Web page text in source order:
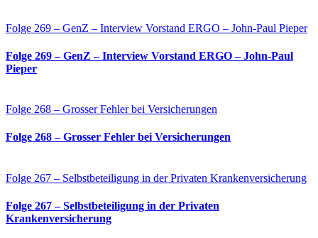
Folge 269 – GenZ – Interview Vorstand ERGO – John-Paul Pieper
Folge 269 – GenZ – Interview Vorstand ERGO – John-Paul
Pieper
Folge 268 – Grosser Fehler bei Versicherungen
Folge 268 – Grosser Fehler bei Versicherungen
Folge 267 – Selbstbeteiligung in der Privaten Krankenversicherung
Folge 267 – Selbstbeteiligung in der Privaten
Krankenversicherung